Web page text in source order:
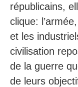
républicains,
clique:
et les
civilisation
de la guerre
de leurs